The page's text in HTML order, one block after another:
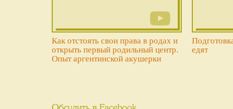
Как отстоять свои права в родах и
открыть первый родильный центр.
Опыт аргентинской акушерки
едят